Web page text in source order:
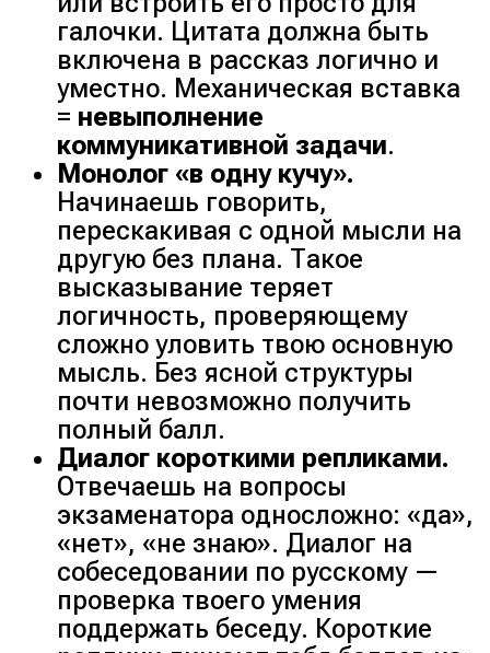
галочки. Цитата должна быть
включена в рассказ логично и
уместно. Механическая вставка
= невыполнение
коммуникативной задачи.
Монолог «в одну кучу».
Начинаешь говорить,
перескакивая с одной мысли на
другую без плана. Такое
высказывание теряет
логичность, проверяющему
сложно уловить твою основную
мысль. Без ясной структуры
почти невозможно получить
полный балл.
Диалог короткими репликами.
Отвечаешь на вопросы
экзаменатора односложно: «да»,
«нет», «не знаю». Диалог на
собеседовании по русскому —
проверка твоего умения
поддержать беседу. Короткие